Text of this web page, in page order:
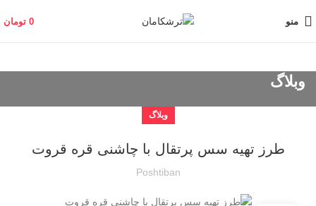
منو 0 تومان
وبلاگ
وبلاگ
طرز تهیه سس پرتقال با چاشنی قره قروت
Poshtiban